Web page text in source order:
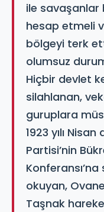
ile savaşanlar
hesap etmeli
bölgeyi terk
olumsuz
Hiçbir devlet
silahlanan,
guruplara
1923 yılı
Partisi’nin
okuyan,
Taşnak